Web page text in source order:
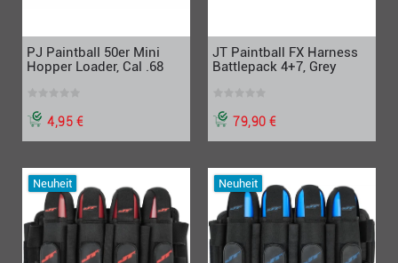
PJ Paintball 50er Mini
Hopper Loader, Cal .68
4,95 €
JT Paintball FX Harness
Battlepack 4+7, Grey
79,90 €
Neuheit Neuheit